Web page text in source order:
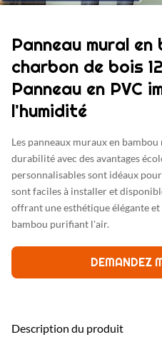
Panneau mural en
charbon de bois
Panneau en PVC
l'humidité
Les panneaux muraux en
durabilité avec des avantages
personnalisables sont idéaux
sont faciles à installer et
offrant une esthétique élégante
bambou purifiant l'air.
DEMANDEZ
Description du produit